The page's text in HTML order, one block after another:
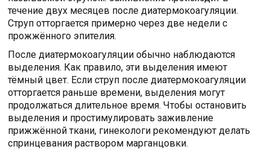
течение двух месяцев после диатермокоагуляции.
Струп отторгается примерно через две недели с
прожжённого эпителия.
После диатермокоагуляции обычно наблюдаются
выделения. Как правило, эти выделения имеют
тёмный цвет. Если струп после диатермокоагуляции
отторгается раньше времени, выделения могут
продолжаться длительное время. Чтобы остановить
выделения и простимулировать заживление
прижжённой ткани, гинекологи рекомендуют делать
спринцевания раствором марганцовки.